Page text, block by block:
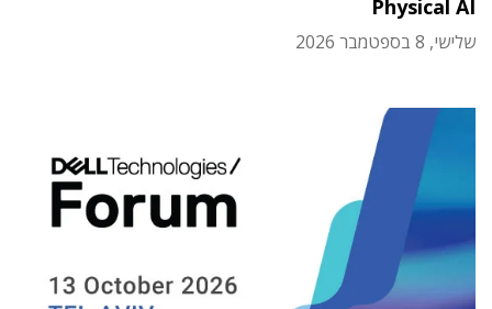
Physical AI
שלישי, 8 בספטמבר 2026